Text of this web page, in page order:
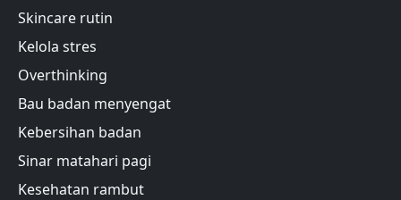
Skincare rutin
Kelola stres
Overthinking
Bau badan menyengat
Kebersihan badan
Sinar matahari pagi
Kesehatan rambut